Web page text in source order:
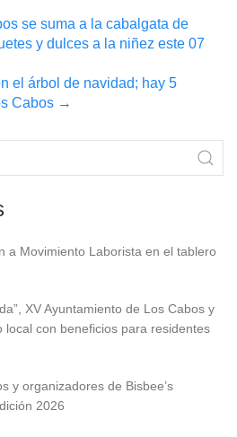
se suma a la cabalgata de
y dulces a la niñez este 07
el árbol de navidad; hay 5
Cabos →
a Movimiento Laborista en el tablero
XV Ayuntamiento de Los Cabos y
local con beneficios para residentes
y organizadores de Bisbee’s
2026